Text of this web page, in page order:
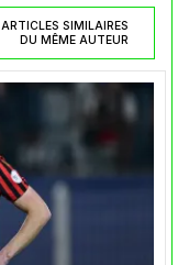
ARTICLES SIMILAIRES
DU MÊME AUTEUR